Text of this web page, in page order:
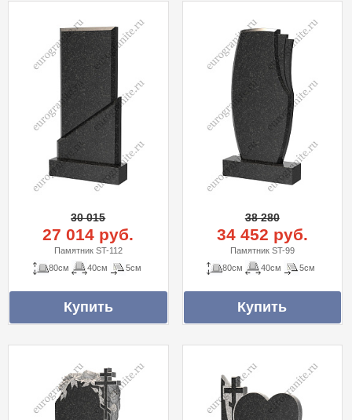
30 015
27 014 руб.
Памятник ST-112
80см
40см 5см
38 280
34 452 руб.
Памятник ST-99
80см
40см 5см